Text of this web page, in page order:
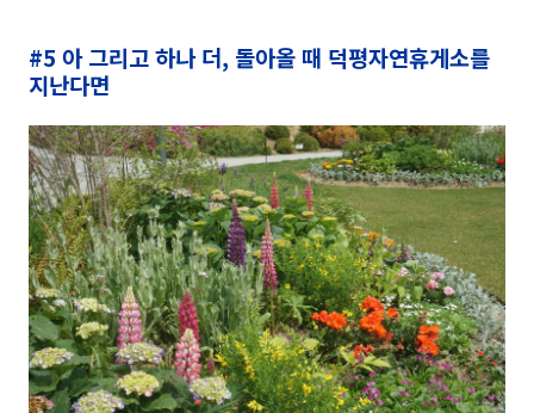
#5 아 그리고 하나 더, 돌아올 때 덕평자연휴게소를
지난다면